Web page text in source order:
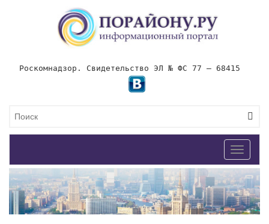
Роскомнадзор. Свидетельство ЭЛ № ФС 77 – 68415
Toggle